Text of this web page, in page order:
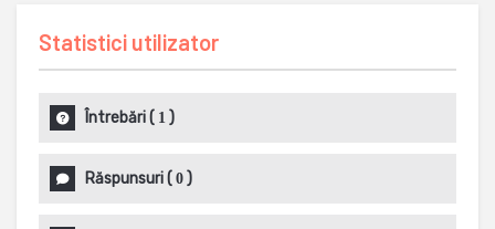
Statistici utilizator
Întrebări( 1 )
Răspunsuri( 0 )